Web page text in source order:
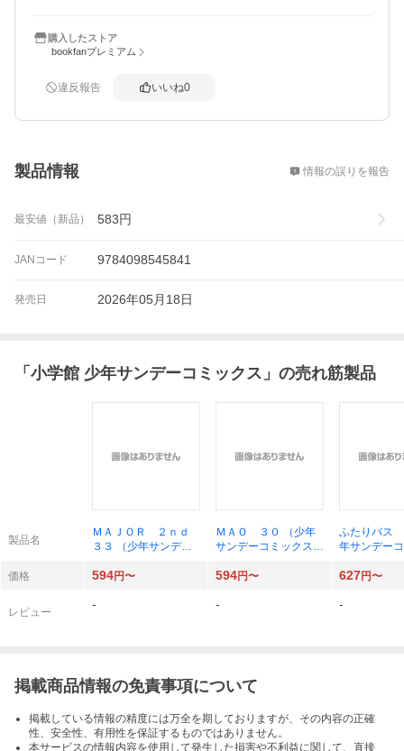
購入したストア
bookfanプレミアム
違反報告 いいね0
製品情報 情報の誤りを報告
最安値（新品） 583円
JANコード 9784098545841
発売日 2026年05月18日
「 小学館 少年サンデーコミックス 」の売れ筋製品
製品名
ＭＡＪＯＲ ２ｎｄ
３３ （少年サンデー
也
ＭＡＯ ３０ （少年
サンデーコミックス）
ふたりバス
年サンデー
価格
594円〜 594円〜 627円〜
レビュー
- - -
掲載商品情報の免責事項について
掲載している情報の精度には万全を期しておりますが、その内容の正確
性、安全性、有用性を保証するものではありません。
本サービスの情報内容を使用して発生した損害や不利益に関して、直接